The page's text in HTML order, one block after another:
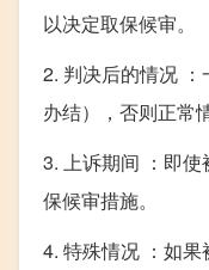
以决定取保候审。
2. 判决后的情况
办结），否则正常
3. 上诉期间 ：即
保候审措施。
4. 特殊情况 ：如